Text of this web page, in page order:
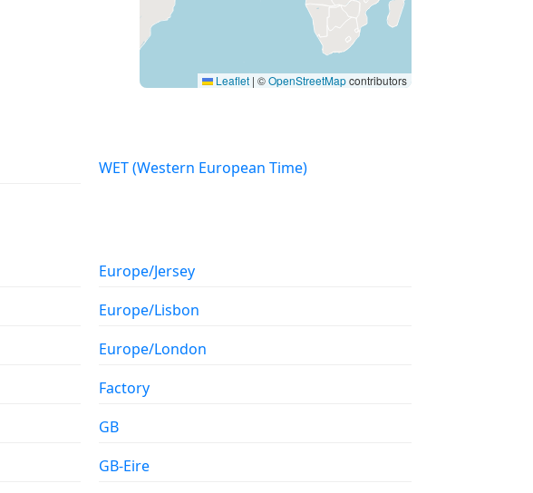
Leaflet | ©OpenStreetMapcontributors
WET (Western European Time)
Europe/Jersey
Europe/Lisbon
Europe/London
Factory
GB
GB-Eire